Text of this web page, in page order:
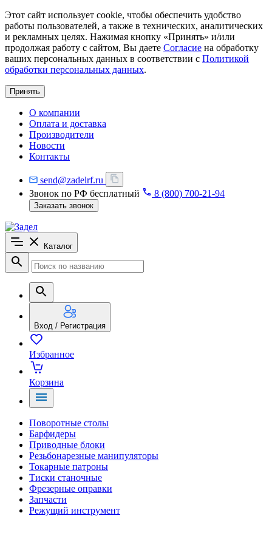
Этот сайт использует cookie, чтобы обеспечить удобство
работы пользователей, а также в технических, аналитических
и рекламных целях. Нажимая кнопку «Принять» и/или
продолжая работу с сайтом, Вы даете Согласие на обработку
ваших персональных данных в соответствии с Политикой
обработки персональных данных.
Принять
О компании
Оплата и доставка
Производители
Новости
Контакты
send@zadelrf.ru
Звонок по РФ бесплатный
8 (800) 700-21-94
Заказать звонок
Каталог
Вход / Регистрация
Избранное
Корзина
Поворотные столы
Барфидеры
Приводные блоки
Резьбонарезные манипуляторы
Токарные патроны
Тиски станочные
Фрезерные оправки
Запчасти
Режущий инструмент